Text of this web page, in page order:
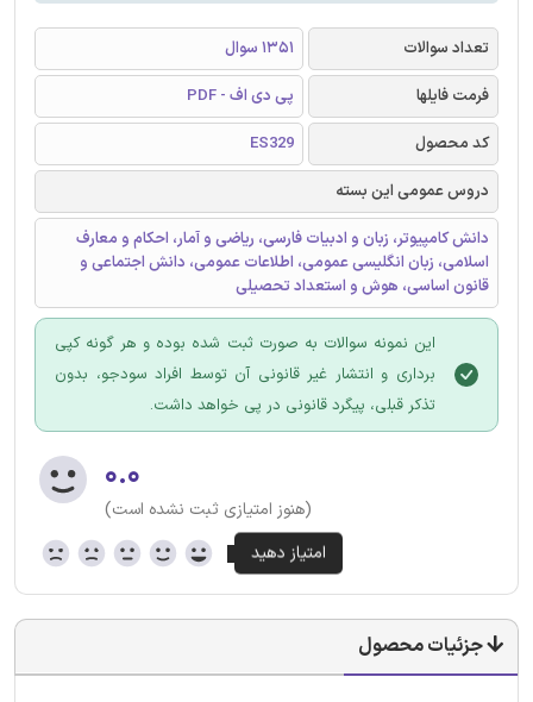
تعداد سوالات
1351 سوال
فرمت فایلها
پی دی اف - PDF
کد محصول
ES329
دروس عمومی این بسته
دانش کامپیوتر، زبان و ادبیات فارسی، ریاضی و آمار، احکام و معارف
اسلامی، زبان انگلیسی عمومی، اطلاعات عمومی، دانش اجتماعی و
قانون اساسی، هوش و استعداد تحصیلی
این نمونه سوالات به صورت ثبت شده بوده و هر گونه کپی
برداری و انتشار غیر قانونی آن توسط افراد سودجو، بدون
تذکر قبلی، پیگرد قانونی در پی خواهد داشت.
۰.۰
(هنوز امتیازی ثبت نشده است)
جزئیات محصول